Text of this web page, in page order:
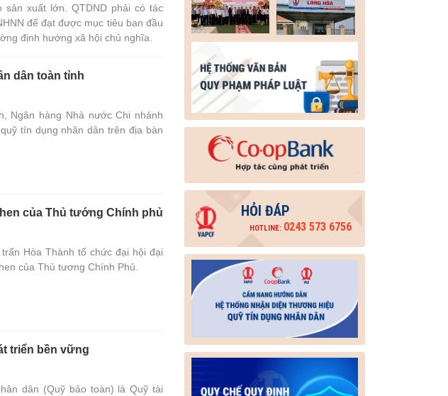
xuất lớn. QTDND phải có tác
để đạt được mục tiêu ban đầu
định hướng xã hội chủ nghĩa.
dân toàn tỉnh
Ngân hàng Nhà nước Chi nhánh
tín dụng nhân dân trên địa bàn
của Thủ tướng Chính phủ
Hòa Thành tổ chức đại hội đại
của Thủ tương Chính Phủ.
triển bền vững
dân (Quỹ bảo toàn) là Quỹ tài
HỎI ĐÁP
HOTLINE: 0243 573 6756